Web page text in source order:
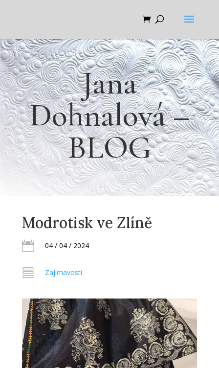
Jana
Dohnalová –
BLOG
Modrotisk ve Zlíně
 04 / 04 / 2024
 Zajímavosti